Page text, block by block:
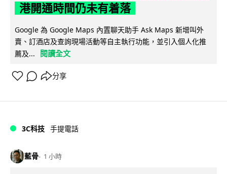
港開通時間仍未有着落
Google 為 Google Maps 內置聊天助手 Ask Maps 新增叫外
賣、訂酒店及查詢現場活動等自主執行功能，並引入個人化推
薦及...
閱讀全文
分享
3C科技 手提電話
藍骨 1 小時